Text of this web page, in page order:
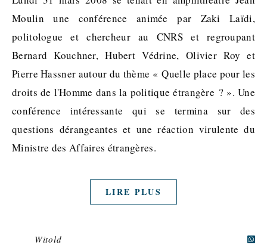
Moulin une conférence animée par Zaki Laïdi,
politologue et chercheur au CNRS et regroupant
Bernard Kouchner, Hubert Védrine, Olivier Roy et
Pierre Hassner autour du thème « Quelle place pour les
droits de l'Homme dans la politique étrangère ? ». Une
conférence intéressante qui se termina sur des
questions dérangeantes et une réaction virulente du
Ministre des Affaires étrangères.
LIRE PLUS
Witold